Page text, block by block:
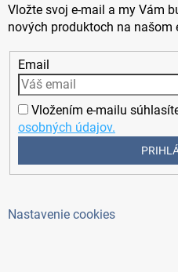
Vložte svoj e-mail a my Vám
nových produktoch na našom
Email
Vložením e-mailu
osobných údajov.
Nastavenie cookies